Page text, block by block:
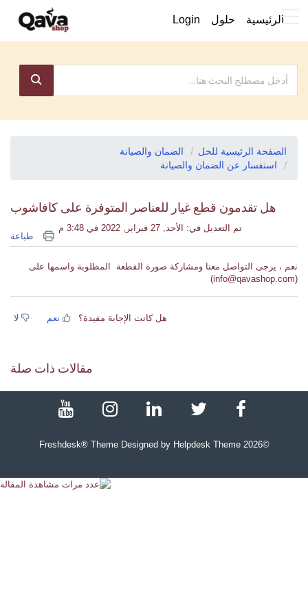
الرئيسية حلول Login
الصفحة الرئيسية للحل
الضمان والصيانة
استفسار عن الضمان والصيانة
هل تقدمون قطع غيار للعناصر المتوفرة على كافاشوب
طباعة
تم التعديل في: الأحد, 27 فبراير, 2022 في 3:48 م
نعم ، يرجى التواصل معنا ومشاركة صورة القطعة المطلوبة واسمها على
(info@qavashop.com)
هل كانت الإجابة مفيدة؟ نعم لا
مقالات ذات صلة
©
2026
Freshdesk® Theme Designed by Helpdesk Theme